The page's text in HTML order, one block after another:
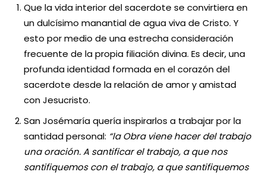
Que la vida interior del sacerdote se convirtiera en
un dulcísimo manantial de agua viva de Cristo. Y
esto por medio de una estrecha consideración
frecuente de la propia filiación divina. Es decir, una
profunda identidad formada en el corazón del
sacerdote desde la relación de amor y amistad
con Jesucristo.
San Josémaría quería inspirarlos a trabajar por la
santidad personal: “la Obra viene hacer del trabajo
una oración. A santificar el trabajo, a que nos
santifiquemos con el trabajo, a que santifiquemos